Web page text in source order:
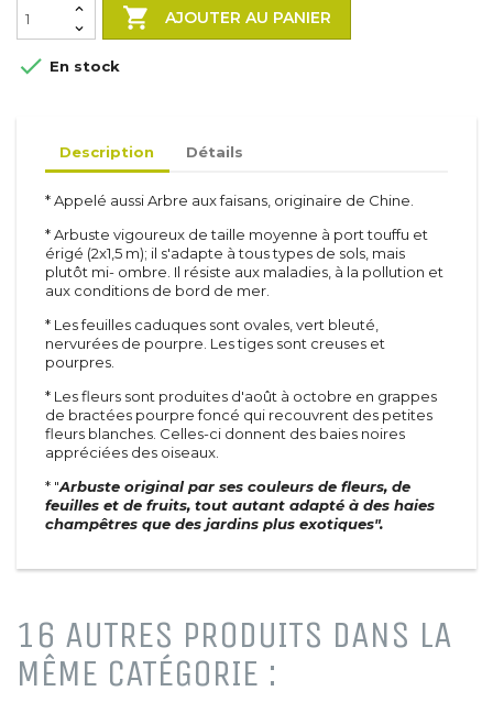
Arbustes
Méditerranéen
D'été
De printemps
A feuillage
De terre de bruyère
De haie
Vivaces &
Vivaces
Graminées
Conifères
Sapins
Plantes vertes
Fleurs
Inerte
Agrégats
Pots et tuteurs
Rosiers
Grimpants
Parfumés
Tiges
Petits fruits &
fruitiers
 AJOUTER AU PANIER
 En stock
Description Détails
* Appelé aussi Arbre aux faisans, originaire de Chine.
* Arbuste vigoureux de taille moyenne à port touffu et
érigé (2x1,5 m); il s'adapte à tous types de sols, mais
plutôt mi- ombre. Il résiste aux maladies, à la pollution et
aux conditions de bord de mer.
* Les feuilles caduques sont ovales, vert bleuté,
nervurées de pourpre. Les tiges sont creuses et
pourpres.
* Les fleurs sont produites d'août à octobre en grappes
de bractées pourpre foncé qui recouvrent des petites
fleurs blanches. Celles-ci donnent des baies noires
appréciées des oiseaux.
* "Arbuste original par ses couleurs de fleurs, de
feuilles et de fruits, tout autant adapté à des haies
champêtres que des jardins plus exotiques".
16 AUTRES PRODUITS DANS LA
MÊME CATÉGORIE :